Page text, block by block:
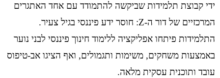
ידי קבוצת תלמידות שביקשה להתמודד עם אחד האתגרים
המרכזיים של דור ה-Z: חוסר ידע פיננסי בגיל צעיר.
התלמידות פיתחו אפליקציה ללימוד חינוך פיננסי לבני נוער
באמצעות משחקים, משימות ותגמולים, ואף הציגו אב-טיפוס
עובד ותוכנית עסקית מלאה.